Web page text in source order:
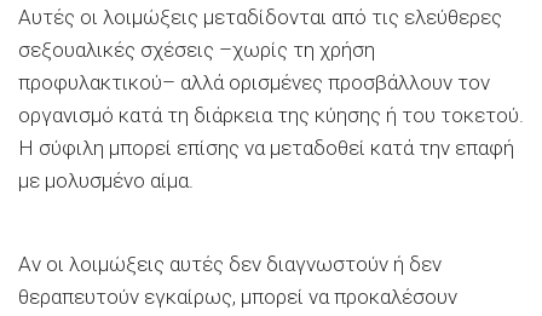
Αυτές οι λοιμώξεις μεταδίδονται από τις ελεύθερες
σεξουαλικές σχέσεις –χωρίς τη χρήση
προφυλακτικού– αλλά ορισμένες προσβάλλουν τον
οργανισμό κατά τη διάρκεια της κύησης ή του τοκετού.
Η σύφιλη μπορεί επίσης να μεταδοθεί κατά την επαφή
με μολυσμένο αίμα.
Αν οι λοιμώξεις αυτές δεν διαγνωστούν ή δεν
θεραπευτούν εγκαίρως, μπορεί να προκαλέσουν